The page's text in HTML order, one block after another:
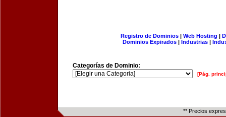
Registro de Dominios| Web Hosting |
Dominios Expirados | Industrias |
Categorías de Dominio:
[Pág.
** Precios